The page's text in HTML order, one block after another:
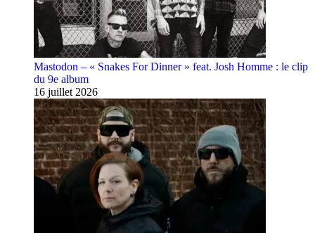
Mastodon – « Snakes For Dinner » feat. Josh Homme : le clip
du 9e album
16 juillet 2026